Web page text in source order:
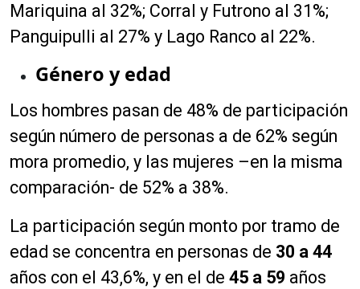
Mariquina al 32%; Corral y Futrono al 31%;
Panguipulli al 27% y Lago Ranco al 22%.
Género y edad
Los hombres pasan de 48% de participación
según número de personas a de 62% según
mora promedio, y las mujeres –en la misma
comparación- de 52% a 38%.
La participación según monto por tramo de
edad se concentra en personas de 30 a 44
años con el 43,6%, y en el de 45 a 59 años